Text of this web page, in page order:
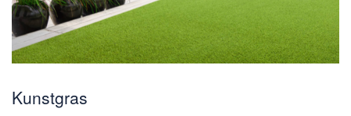
Kunstgras